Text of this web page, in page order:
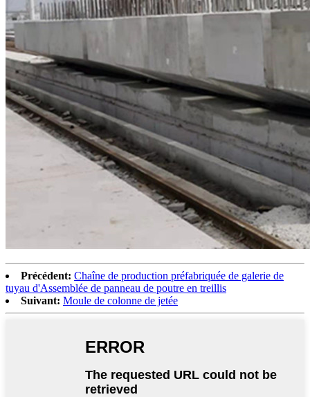
Précédent: Chaîne de production préfabriquée de galerie de
tuyau d'Assemblée de panneau de poutre en treillis
Suivant: Moule de colonne de jetée